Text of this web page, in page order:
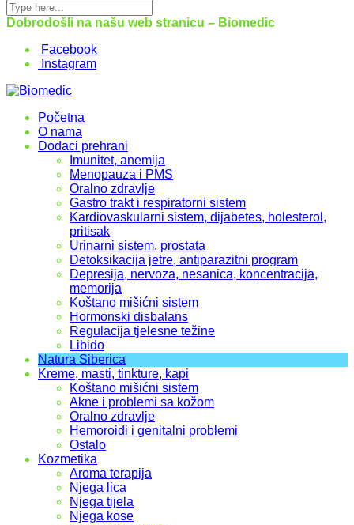
Dobrodošli na našu web stranicu – Biomedic
Facebook
Instagram
Početna
O nama
Dodaci prehrani
Imunitet, anemija
Menopauza i PMS
Oralno zdravlje
Gastro trakt i respiratorni sistem
Kardiovaskularni sistem, dijabetes, holesterol,
pritisak
Urinarni sistem, prostata
Detoksikacija jetre, antiparazitni program
Depresija, nervoza, nesanica, koncentracija,
memorija
Koštano mišićni sistem
Hormonski disbalans
Regulacija tjelesne težine
Libido
Natura Siberica
Kreme, masti, tinkture, kapi
Koštano mišićni sistem
Akne i problemi sa kožom
Oralno zdravlje
Hemoroidi i genitalni problemi
Ostalo
Kozmetika
Aroma terapija
Njega lica
Njega tijela
Njega kose